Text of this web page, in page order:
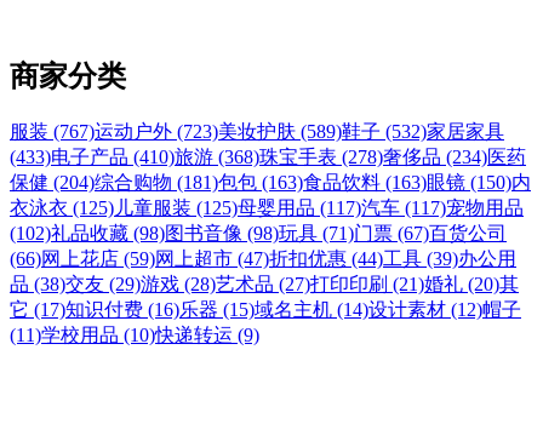
商家分类
服装 (767)运动户外 (723)美妆护肤 (589)鞋子 (532)家居家具
(433)电子产品 (410)旅游 (368)珠宝手表 (278)奢侈品 (234)医药
保健 (204)综合购物 (181)包包 (163)食品饮料 (163)眼镜 (150)内
衣泳衣 (125) 儿童服装 (125)母婴用品 (117)汽车 (117)宠物用品
(102)礼品收藏 (98)图书音像 (98)玩具 (71)门票 (67)百货公司
(66)网上花店 (59)网上超市 (47)折扣优惠 (44)工具 (39)办公用
品 (38)交友 (29)游戏 (28)艺术品 (27)打印印刷 (21)婚礼 (20)其
它 (17)知识付费 (16)乐器 (15)域名主机 (14)设计素材 (12)帽子
(11)学校用品 (10)快递转运 (9)